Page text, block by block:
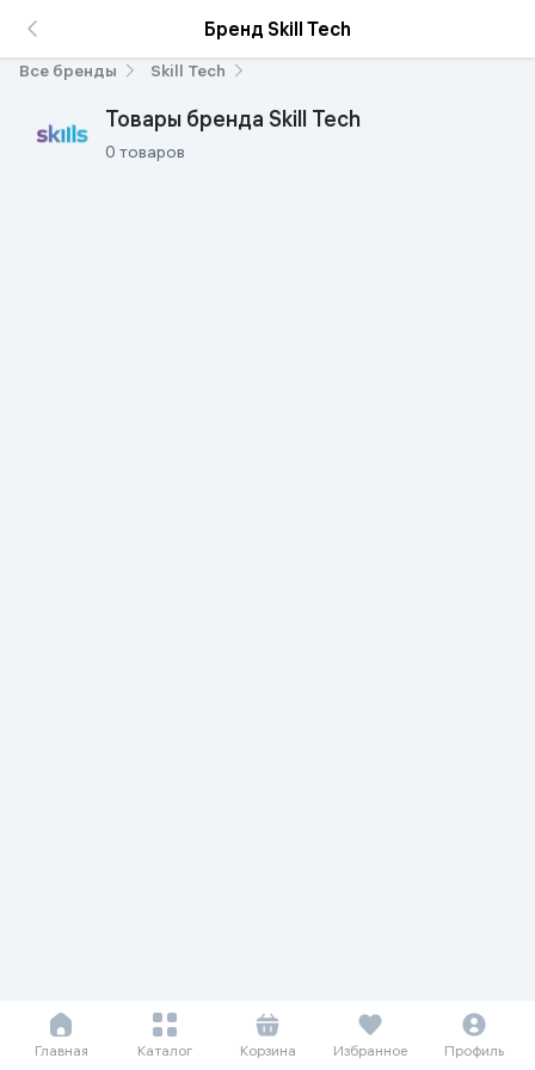
Бренд Skill Tech
Все бренды Skill Tech
Товары бренда Skill Tech
0 товаров
Главная Каталог Корзина Избранное Профиль